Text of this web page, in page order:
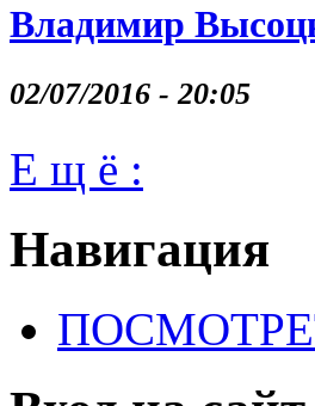
Владимир
02/07/2016 - 20:05
Е щ ё :
Навигация